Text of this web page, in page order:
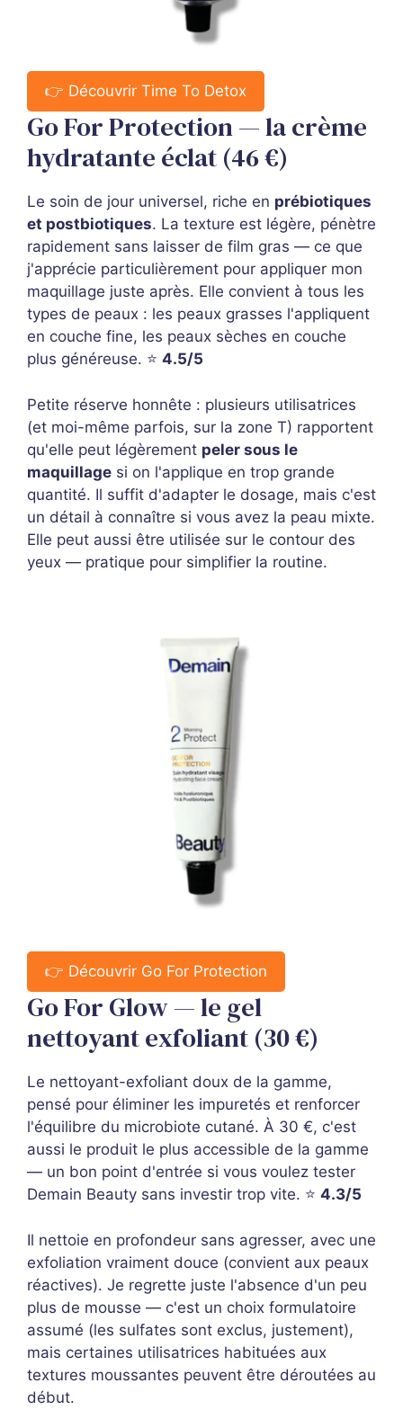
👉 Découvrir Time To Detox
Go For Protection — la crème
hydratante éclat (46 €)
Le soin de jour universel, riche en prébiotiques
et postbiotiques. La texture est légère, pénètre
rapidement sans laisser de film gras — ce que
j'apprécie particulièrement pour appliquer mon
maquillage juste après. Elle convient à tous les
types de peaux : les peaux grasses l'appliquent
en couche fine, les peaux sèches en couche
plus généreuse. ⭐ 4.5/5
Petite réserve honnête : plusieurs utilisatrices
(et moi-même parfois, sur la zone T) rapportent
qu'elle peut légèrement peler sous le
maquillage si on l'applique en trop grande
quantité. Il suffit d'adapter le dosage, mais c'est
un détail à connaître si vous avez la peau mixte.
Elle peut aussi être utilisée sur le contour des
yeux — pratique pour simplifier la routine.
👉 Découvrir Go For Protection
Go For Glow — le gel
nettoyant exfoliant (30 €)
Le nettoyant-exfoliant doux de la gamme,
pensé pour éliminer les impuretés et renforcer
l'équilibre du microbiote cutané. À 30 €, c'est
aussi le produit le plus accessible de la gamme
— un bon point d'entrée si vous voulez tester
Demain Beauty sans investir trop vite. ⭐ 4.3/5
Il nettoie en profondeur sans agresser, avec une
exfoliation vraiment douce (convient aux peaux
réactives). Je regrette juste l'absence d'un peu
plus de mousse — c'est un choix formulatoire
assumé (les sulfates sont exclus, justement),
mais certaines utilisatrices habituées aux
textures moussantes peuvent être déroutées au
début.